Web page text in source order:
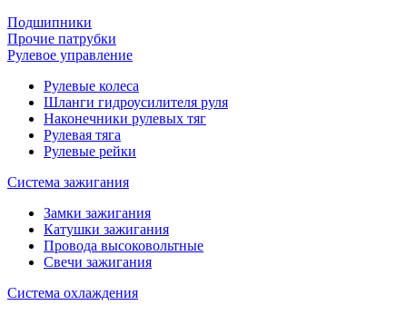
Подшипники
Прочие патрубки
Рулевое управление
Рулевые колеса
Шланги гидроусилителя руля
Наконечники рулевых тяг
Рулевая тяга
Рулевые рейки
Система зажигания
Замки зажигания
Катушки зажигания
Провода высоковольтные
Свечи зажигания
Система охлаждения